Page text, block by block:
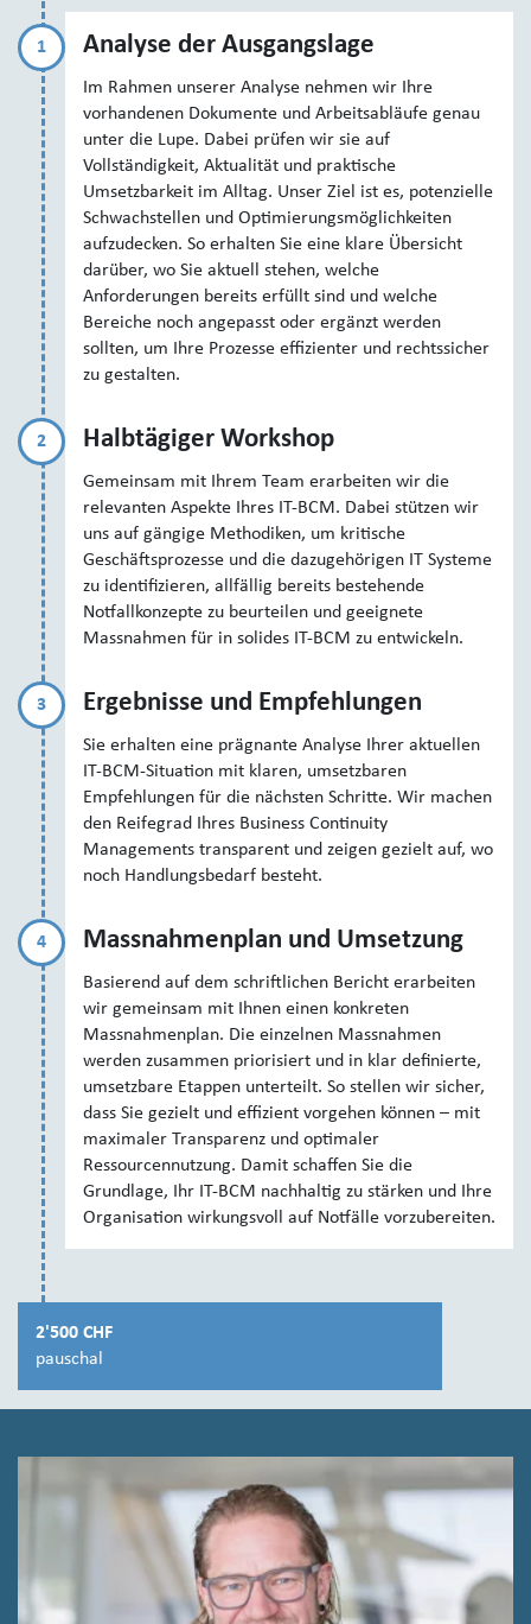
1 Analyse der Ausgangslage
Im Rahmen unserer Analyse nehmen wir Ihre
vorhandenen Dokumente und Arbeitsabläufe genau
unter die Lupe. Dabei prüfen wir sie auf
Vollständigkeit, Aktualität und praktische
Umsetzbarkeit im Alltag. Unser Ziel ist es, potenzielle
Schwachstellen und Optimierungsmöglichkeiten
aufzudecken. So erhalten Sie eine klare Übersicht
darüber, wo Sie aktuell stehen, welche
Anforderungen bereits erfüllt sind und welche
Bereiche noch angepasst oder ergänzt werden
sollten, um Ihre Prozesse effizienter und rechtssicher
zu gestalten.
2 Halbtägiger Workshop
Gemeinsam mit Ihrem Team erarbeiten wir die
relevanten Aspekte Ihres IT-BCM. Dabei stützen wir
uns auf gängige Methodiken, um kritische
Geschäftsprozesse und die dazugehörigen IT Systeme
zu identifizieren, allfällig bereits bestehende
Notfallkonzepte zu beurteilen und geeignete
Massnahmen für in solides IT-BCM zu entwickeln.
3 Ergebnisse und Empfehlungen
Sie erhalten eine prägnante Analyse Ihrer aktuellen
IT-BCM-Situation mit klaren, umsetzbaren
Empfehlungen für die nächsten Schritte. Wir machen
den Reifegrad Ihres Business Continuity
Managements transparent und zeigen gezielt auf, wo
noch Handlungsbedarf besteht.
4 Massnahmenplan und Umsetzung
Basierend auf dem schriftlichen Bericht erarbeiten
wir gemeinsam mit Ihnen einen konkreten
Massnahmenplan. Die einzelnen Massnahmen
werden zusammen priorisiert und in klar definierte,
umsetzbare Etappen unterteilt. So stellen wir sicher,
dass Sie gezielt und effizient vorgehen können – mit
maximaler Transparenz und optimaler
Ressourcennutzung. Damit schaffen Sie die
Grundlage, Ihr IT-BCM nachhaltig zu stärken und Ihre
Organisation wirkungsvoll auf Notfälle vorzubereiten.
2'500 CHF
pauschal